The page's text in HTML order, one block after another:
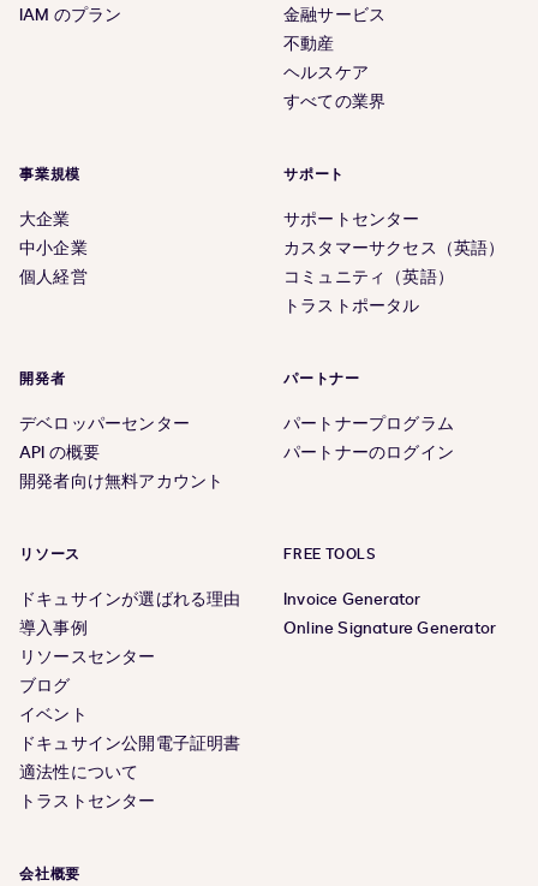
IAM のプラン
金融サービス
不動産
ヘルスケア
すべての業界
事業規模
大企業
中小企業
個人経営
サポート
サポートセンター
カスタマーサクセス（英語）
コミュニティ（英語）
トラストポータル
開発者
デベロッパーセンター
API の概要
開発者向け無料アカウント
パートナー
パートナープログラム
パートナーのログイン
リソース
ドキュサインが選ばれる理由
導入事例
リソースセンター
ブログ
イベント
ドキュサイン公開電子証明書
適法性について
トラストセンター
FREE TOOLS
Invoice Generator
Online Signature Generator
会社概要